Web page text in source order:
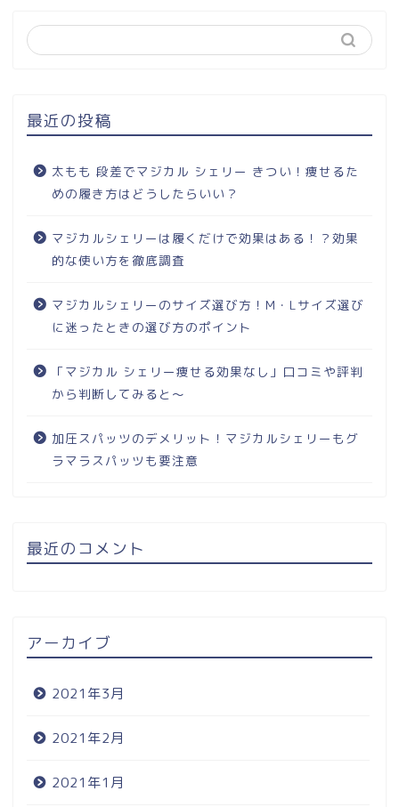
最近の投稿
太もも 段差でマジカル シェリー きつい！痩せるた
めの履き方はどうしたらいい？
マジカルシェリーは履くだけで効果はある！？効果
的な使い方を徹底調査
マジカルシェリーのサイズ選び方！M・Lサイズ選び
に迷ったときの選び方のポイント
「マジカル シェリー痩せる効果なし」口コミや評判
から判断してみると～
加圧スパッツのデメリット！マジカルシェリーもグ
ラマラスパッツも要注意
最近のコメント
アーカイブ
2021年3月
2021年2月
2021年1月